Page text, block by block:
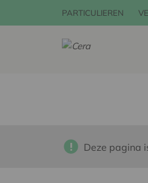
PARTICULIEREN
Deze pagina